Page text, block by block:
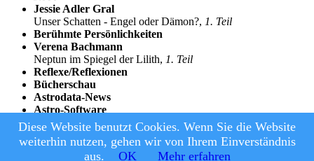
Diese Website benutzt Cookies. Wenn Sie die Website
weiterhin nutzen, gehen wir von Ihrem Einverständnis
aus.
OK Mehr erfahren
Jessie Adler Gral
Unser Schatten - Engel oder Dämon?, 1. Teil
Berühmte Persönlichkeiten
Verena Bachmann
Neptun im Spiegel der Lilith, 1. Teil
Reflexe/Reflexionen
Bücherschau
Astrodata-News
Astro-Software
Veranstaltungskalender/Kleinanzeigen
© Astrologie Heute, 2026 | Datenschutz und Nutzungsbedingungen
Kontakt